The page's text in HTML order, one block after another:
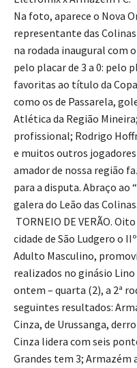
Na foto, aparece o Nova
representante das
na rodada inaugural com
pelo placar de 3 a 0: pelo
favoritas ao título da
como os de Passarela,
Atlética da Região
profissional; Rodrigo
e muitos outros
amador de nossa região
para a disputa. Abraço ao
galera do Leão das Colinas.
TORNEIO DE VERÃO.
cidade de São Ludgero o
Adulto Masculino,
realizados no ginásio
ontem – quarta (2), a 2ª
seguintes resultados:
Cinza, de Urussanga,
Cinza lidera com seis
Grandes tem 3;